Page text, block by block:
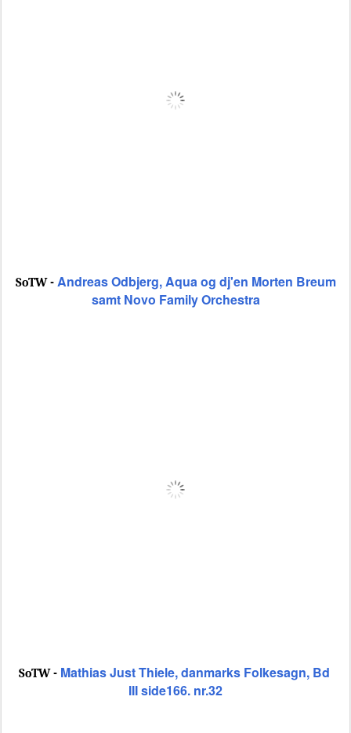
SoTW - Andreas Odbjerg, Aqua og dj'en Morten Breum
samt Novo Family Orchestra
SoTW - Mathias Just Thiele, danmarks Folkesagn, Bd
III side166. nr.32